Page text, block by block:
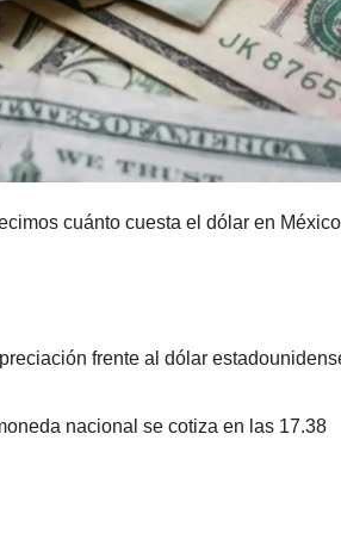
cuánto cuesta el dólar en
frente al dólar
nacional se cotiza en las 17.38